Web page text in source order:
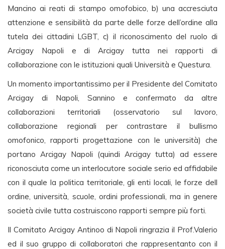
Mancino ai reati di stampo omofobico, b) una accresciuta
attenzione e sensibilità da parte delle forze dell’ordine alla
tutela dei cittadini LGBT, c) il riconoscimento del ruolo di
Arcigay Napoli e di Arcigay tutta nei rapporti di
collaborazione con le istituzioni quali Università e Questura.
Un momento importantissimo per il Presidente del Comitato
Arcigay di Napoli, Sannino e confermato da altre
collaborazioni territoriali (osservatorio sul lavoro,
collaborazione regionali per contrastare il bullismo
omofonico, rapporti progettazione con le università) che
portano Arcigay Napoli (quindi Arcigay tutta) ad essere
riconosciuta come un interlocutore sociale serio ed affidabile
con il quale la politica territoriale, gli enti locali, le forze dell
ordine, università, scuole, ordini professionali, ma in genere
società civile tutta costruiscono rapporti sempre più forti.
Il Comitato Arcigay Antinoo di Napoli ringrazia il Prof.Valerio
ed il suo gruppo di collaboratori che rappresentanto con il